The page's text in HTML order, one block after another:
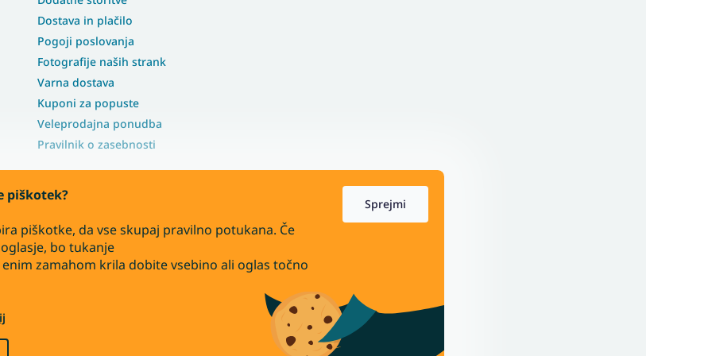
piškotek?
piškotke, da vse skupaj pravilno potukana. Če
bo tukanje
enim zamahom krila dobite vsebino ali oglas točno
Sprejmi
Dostava in plačilo
Pogoji poslovanja
Fotografije naših strank
Varna dostava
Kuponi za popuste
Veleprodajna ponudba
Pravilnik o zasebnosti